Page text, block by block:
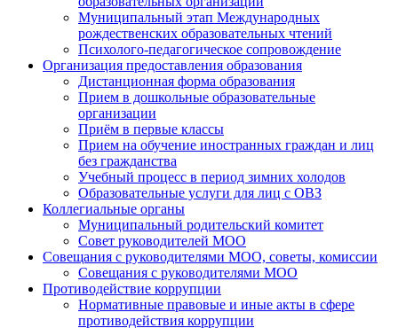
Муниципальный этап Международных
рождественских образовательных чтений
Психолого-педагогическое сопровождение
Организация предоставления образования
Дистанционная форма образования
Прием в дошкольные образовательные
организации
Приём в первые классы
Прием на обучение иностранных граждан и лиц
без гражданства
Учебный процесс в период зимних холодов
Образовательные услуги для лиц с ОВЗ
Коллегиальные органы
Муниципальный родительский комитет
Совет руководителей МОО
Совещания с руководителями МОО, советы, комиссии
Совещания с руководителями МОО
Противодействие коррупции
Нормативные правовые и иные акты в сфере
противодействия коррупции